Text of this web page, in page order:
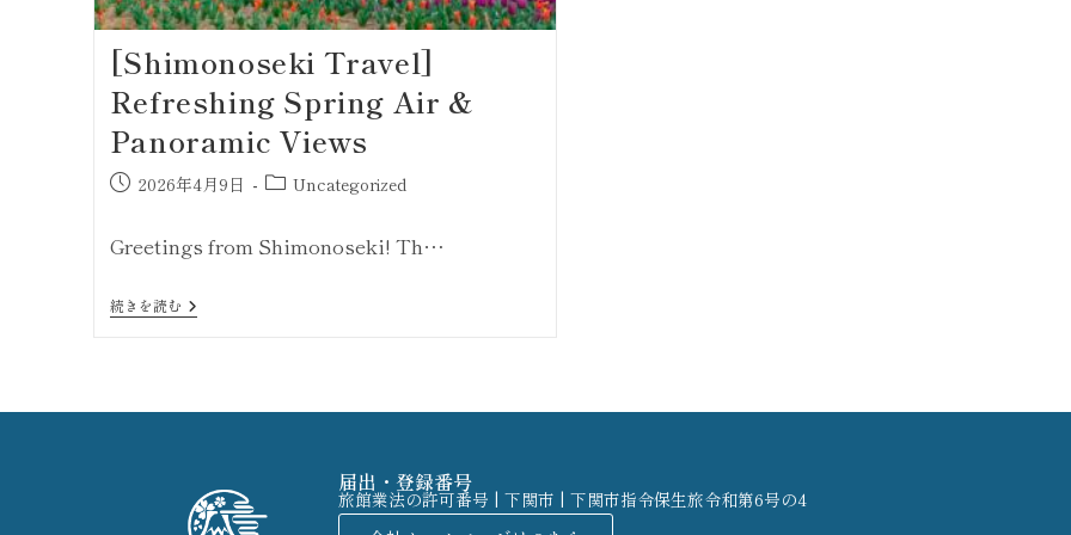
[Shimonoseki Travel]
Refreshing Spring Air &
Panoramic Views
2026年4月9日 Uncategorized
Greetings from Shimonoseki! Th…
続きを読む
届出・登録番号
旅館業法の許可番号 | 下関市 | 下関市指令保生旅令和第6号の4